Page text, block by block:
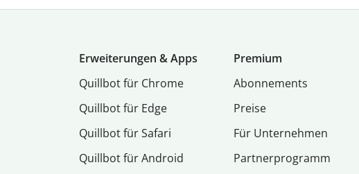
Erweiterungen & Apps
Quillbot für Chrome
Quillbot für Edge
Quillbot für Safari
Quillbot für Android
Premium
Abon­ne­ments
Preise
Für Unternehmen
Partnerprogramm